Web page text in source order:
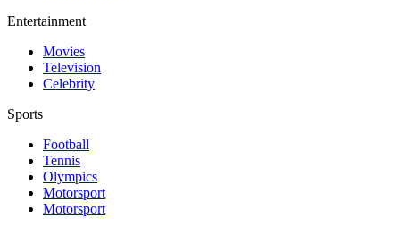
Entertainment
Movies
Television
Celebrity
Sports
Football
Tennis
Olympics
Motorsport
Motorsport